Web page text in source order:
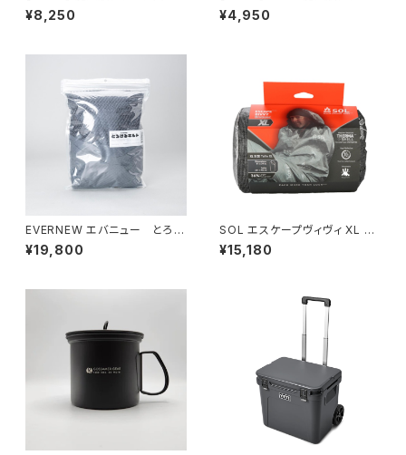
サイズ (新6層/ グラフェン)
¥8,250
ットClassic / XSサイズ フォ
ギーブラック
¥4,950
EVERNEW エバニュー とろけ
るキルト
¥19,800
SOL エスケープヴィヴィ XL ES
CAPE BIVVY
¥15,180